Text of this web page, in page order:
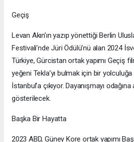
Geçiş
Levan Akın’ın yazıp yönettiği Berlin
Festivali’nde Jüri Ödülü’nü alan 2024
Türkiye, Gürcistan ortak yapımı Geçiş
yeğeni Tekla’yı bulmak için bir yolculuğa
İstanbul’a çıkıyor. Dayanışmayı
gösterilecek.
Başka Bir Hayatta
2023 ABD, Güney Kore ortak yapımı